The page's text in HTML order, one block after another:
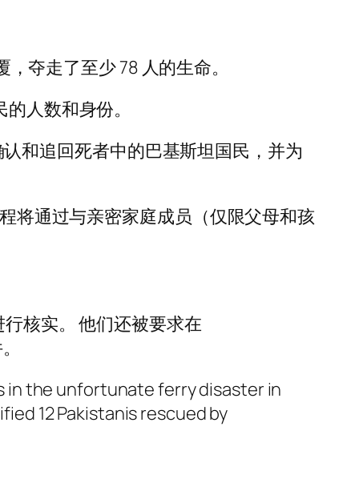
夺走了至少 78 人的生命。
人数和身份。
和追回死者中的巴基斯坦国民，并为
将通过与亲密家庭成员（仅限父母和孩
核实。 他们还被要求在
in the unfortunate ferry disaster in
12 Pakistanis rescued by